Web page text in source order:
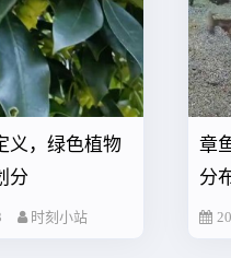
义，绿色植物
分
时刻小站
章
分